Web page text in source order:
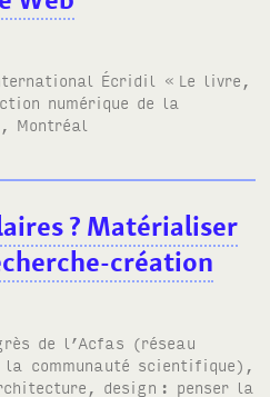
Écridil « Le livre,
numérique de la
Montréal
? Matérialiser
création
de l’Acfas (réseau
communauté scientifique),
design : penser la